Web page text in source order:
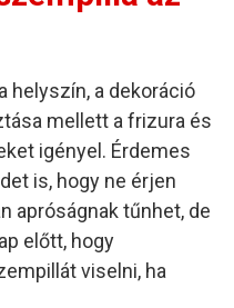
helyszín, a dekoráció
mellett a frizura és
igényel. Érdemes
is, hogy ne érjen
apróságnak tűnhet, de
előtt, hogy
viselni, ha